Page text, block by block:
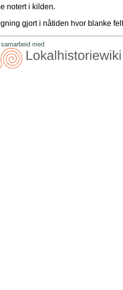
notert i kilden.
gjort i nåtiden hvor blanke
I samarbeid med